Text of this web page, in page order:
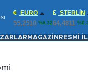
EURO
55,2510 %0.32
STERLIN
64,4811
MAGAZİN RESMİ